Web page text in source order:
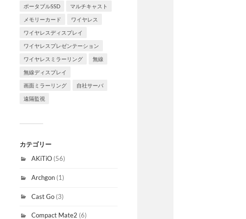
ポータブルSSD マルチキャスト
メモリーカード ワイヤレス
ワイヤレスディスプレイ
ワイヤレスプレゼンテーション
ワイヤレスミラーリング 無線
無線ディスプレイ
画面ミラーリング 自社サーバ
遠隔監視
カテゴリー
AKiTiO (56)
Archgon (1)
Cast Go (3)
Compact Mate2 (6)